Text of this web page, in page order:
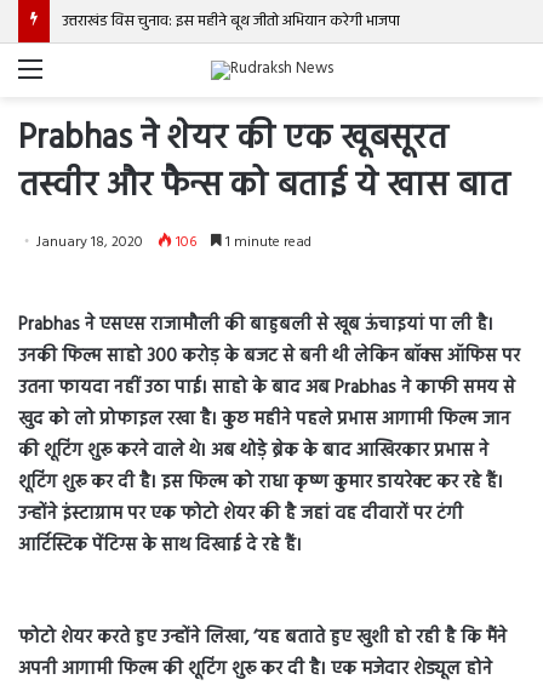
उत्तराखंड विस चुनाव: इस महीने बूथ जीतो अभियान करेगी भाजपा
Menu
Prabhas ने शेयर की एक खूबसूरत
तस्वीर और फैन्स को बताई ये खास बात
January 18, 2020 106 1 minute read
Prabhas ने एसएस राजामौली की बाहुबली से खूब ऊंचाइयां पा ली है।
उनकी फिल्म साहो 300 करोड़ के बजट से बनी थी लेकिन बॉक्स ऑफिस पर
उतना फायदा नहीं उठा पाई। साहो के बाद अब Prabhas ने काफी समय से
खुद को लो प्रोफाइल रखा है। कुछ महीने पहले प्रभास आगामी फिल्म जान
की शूटिंग शुरू करने वाले थे। अब थोड़े ब्रेक के बाद आखिरकार प्रभास ने
शूटिंग शुरू कर दी है। इस फिल्म को राधा कृष्ण कुमार डायरेक्ट कर रहे हैं।
उन्होंने इंस्टाग्राम पर एक फोटो शेयर की है जहां वह दीवारों पर टंगी
आर्टिस्टिक पेंटिग्स के साथ दिखाई दे रहे हैं।
फोटो शेयर करते हुए उन्होंने लिखा, ‘यह बताते हुए खुशी हो रही है कि मैंने
अपनी आगामी फिल्म की शूटिंग शुरू कर दी है। एक मजेदार शेड्यूल होने